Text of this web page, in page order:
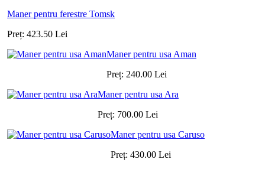
Maner pentru ferestre Tomsk
Preț: 423.50 Lei
Maner pentru usa Aman
Preț: 240.00 Lei
Maner pentru usa Ara
Preț: 700.00 Lei
Maner pentru usa Caruso
Preț: 430.00 Lei